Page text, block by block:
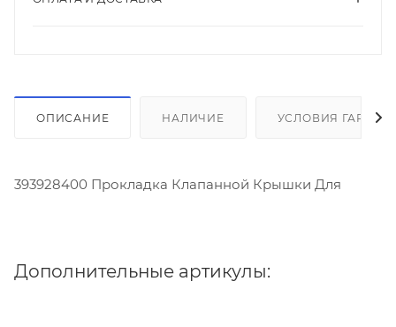
ОПИСАНИЕ НАЛИЧИЕ УСЛОВИЯ
393928400 Прокладка Клапанной Крышки Для
Дополнительные артикулы: